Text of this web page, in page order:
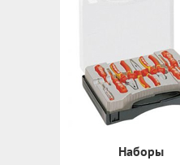
Наборы